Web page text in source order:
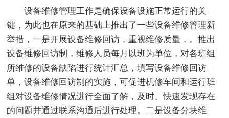
设备维修管理工作是确保设备设施正常运行的关
键，为此也在原来的基础上推出了一些设备维修管理新
举措，一是开展设备维修回访，重视维修质量，。推出
设备维修回访制，维修人员每月以班为单位，对各班组
所维修的设备缺陷进行统计汇总，填写设备维修回访
单，设备维修回访制的实施，可促进机修车间和运行班
组对设备维修情况进行全面了解，及时、快速发现存在
的问题并通过联系沟通后进行处理。二是设备分块维